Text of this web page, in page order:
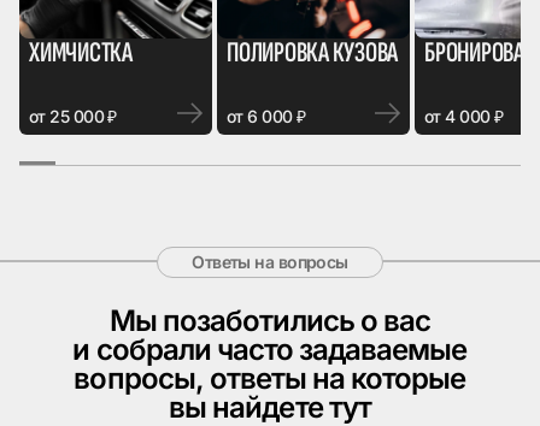
ХИМЧИСТКА
от 25 000 ₽
ПОЛИРОВКА КУЗОВА
от 6 000 ₽ от 4 000 ₽
Ответы на вопросы
Мы позаботились о вас
и собрали часто задаваемые
вопросы, ответы на которые
вы найдете тут